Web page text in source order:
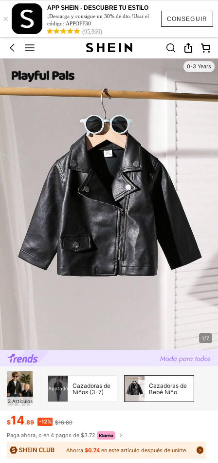
CONSEGUIR
×
APP SHEIN - DESCUBRE TU ESTILO
¡Descarga y consigue un 30% de dto.!Usar el
código: APPOFF30
(95,960)
0-3 Years
1/7
2 Artículos
Agotado
Cazadoras de
Niños (3-7)
Cazadoras de
Bebé Niño
$14.89 -12% $16.89
Paga ahora, o en 4 pagos de $3.72
Ahorra$0.74 en este artículo después de unirte.